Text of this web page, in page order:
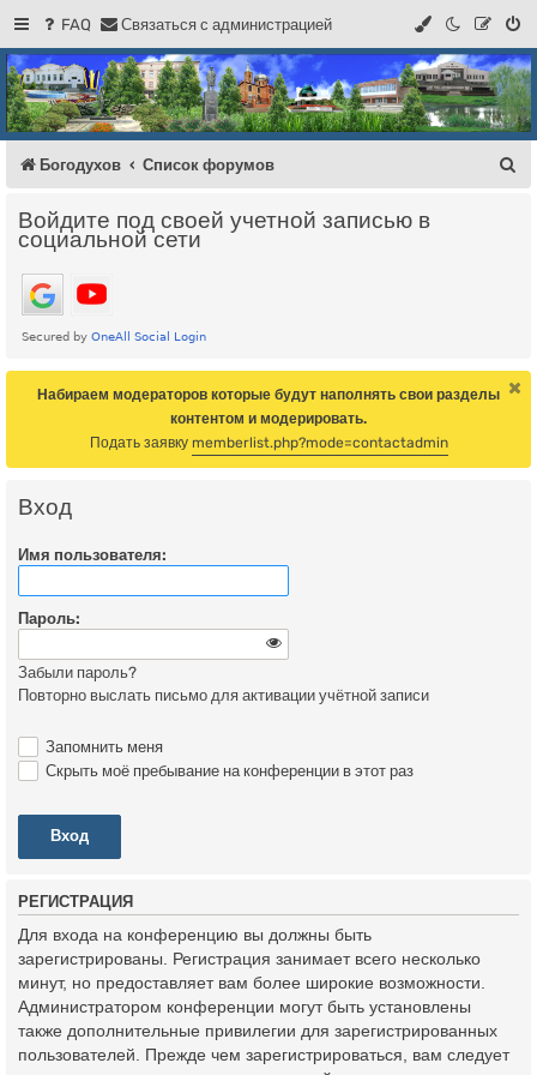
FAQ Связаться с администрацией
Регистрация
Форум Богодухова
Богодухов
Богодухов Список форумов
Войдите под своей учетной записью в
социальной сети
Набираем модераторов которые будут наполнять свои разделы
контентом и модерировать.
Подать заявку memberlist.php?mode=contactadmin
Вход
Имя пользователя:
Пароль:
Забыли пароль?
Повторно выслать письмо для активации учётной записи
Запомнить меня
Скрыть моё пребывание на конференции в этот раз
РЕ ГИСТРАЦИЯ
Для входа на конференцию вы должны быть
зарегистрированы. Регистрация занимает всего несколько
минут, но предоставляет вам более широкие возможности.
Администратором конференции могут быть установлены
также дополнительные привилегии для зарегистрированных
пользователей. Прежде чем зарегистрироваться, вам следует